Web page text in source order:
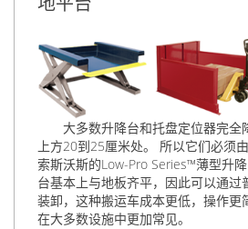
大多数升降台和托盘定位器完全
上方20到25厘米处。 所以它们必须
索斯沃斯的Low-Pro Series™薄型升
台基本上与地板齐平，因此可以通过
装卸，这种搬运车成本更低，操作更
在大多数设施中更加常见。